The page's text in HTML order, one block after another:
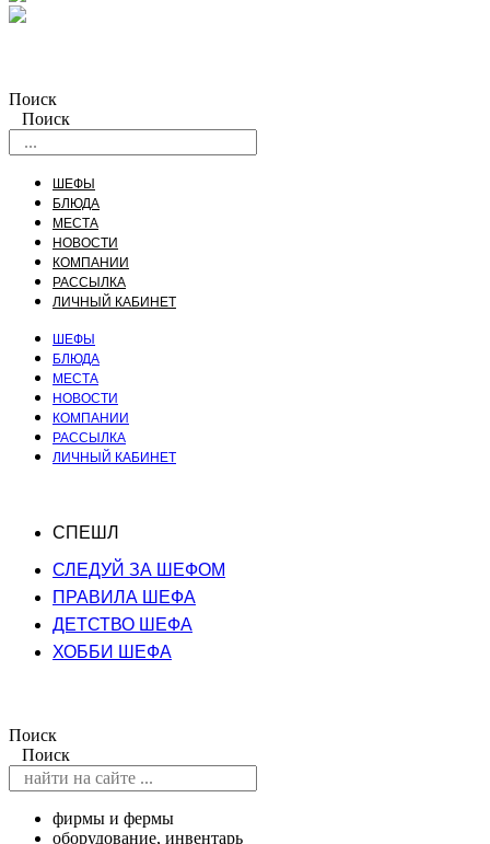
Поиск
Поиск
ШЕФЫ
БЛЮДА
МЕСТА
НОВОСТИ
КОМПАНИИ
РАССЫЛКА
ЛИЧНЫЙ КАБИНЕТ
ШЕФЫ
БЛЮДА
МЕСТА
НОВОСТИ
КОМПАНИИ
РАССЫЛКА
ЛИЧНЫЙ КАБИНЕТ
СПЕШЛ
СЛЕДУЙ ЗА ШЕФОМ
ПРАВИЛА ШЕФА
ДЕТСТВО ШЕФА
ХОББИ ШЕФА
Поиск
Поиск
фирмы и фермы
оборудование, инвентарь